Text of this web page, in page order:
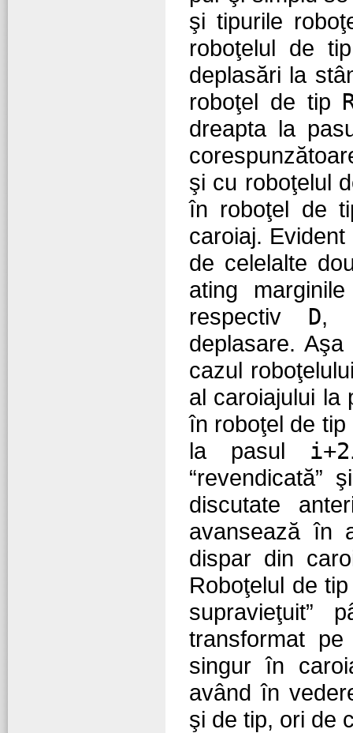
şi tipurile
roboţelul de
deplasări la
roboţel de tip
dreapta la
şi cu roboţelul
în roboţel de
caroiaj.
de celelalte
ating
respectiv D,
deplasare.
cazul
al caroiajului la
în roboţel de tip
la pasul i+2
discutate
avansează în
dispar din
Roboţelul de
transformat
singur în
având în
şi de tip, ori de